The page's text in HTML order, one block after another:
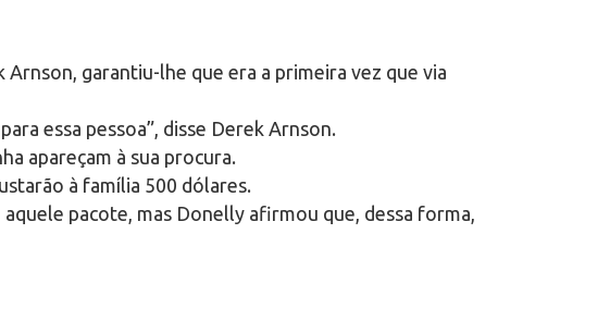
garantiu-lhe que era a primeira vez que via
essa pessoa”, disse Derek Arnson.
apareçam à sua procura.
à família 500 dólares.
pacote, mas Donelly afirmou que, dessa forma,